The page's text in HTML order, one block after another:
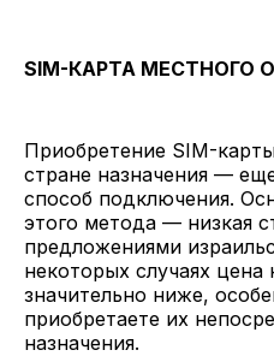
SIM-КАРТА МЕСТНОГО
Приобретение SIM-
стране назначения —
способ подключения.
этого метода — низкая
предложениями
некоторых случаях цена
значительно ниже,
приобретаете их
назначения.